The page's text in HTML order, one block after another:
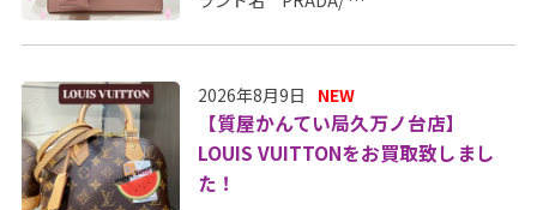
2026年8月9日 NEW
【質屋かんてい局久万ノ台店】
LOUIS VUITTONをお買取致しまし
た！